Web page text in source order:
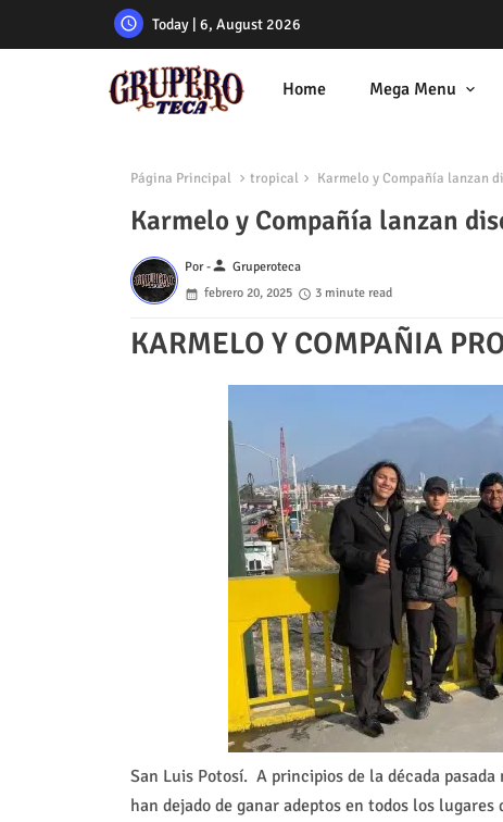
Today | 6, August 2026
Home Mega Menu
Página Principal tropical Karmelo y Compañía lanzan
Karmelo y Compañía lanzan
Por -person Gruperoteca
febrero 20, 2025
3 minute read
KARMELO Y COMPAÑIA
San Luis Potosí. A principios de la década
han dejado de ganar adeptos en todos los